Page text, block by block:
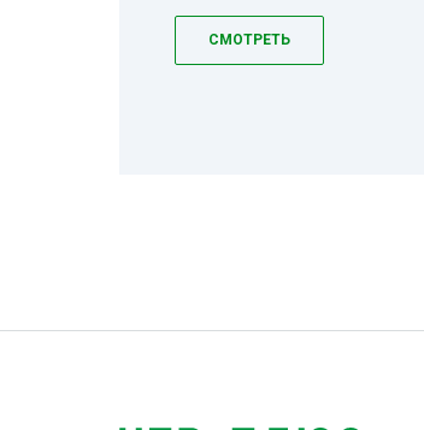
СМОТРЕТЬ